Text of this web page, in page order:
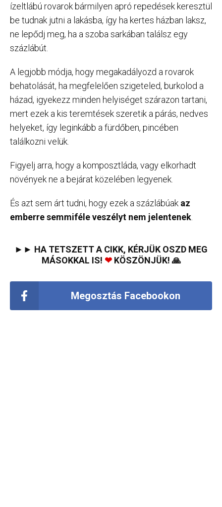
ízeltlábú rovarok bármilyen apró repedések keresztül
be tudnak jutni a lakásba, így ha kertes házban laksz,
ne lepődj meg, ha a szoba sarkában találsz egy
százlábút.
A legjobb módja, hogy megakadályozd a rovarok
behatolását, ha megfelelően szigeteled, burkolod a
házad, igyekezz minden helyiséget szárazon tartani,
mert ezek a kis teremtések szeretik a párás, nedves
helyeket, így leginkább a fürdőben, pincében
találkozni velük.
Figyelj arra, hogy a komposztláda, vagy elkorhadt
növények ne a bejárat közelében legyenek.
És azt sem árt tudni, hogy ezek a százlábúak az
emberre semmiféle veszélyt nem jelentenek
►► HA TETSZETT A CIKK, KÉRJÜK OSZD MEG
MÁSOKKAL IS! ❤KÖSZÖNJÜK! 🙏
Megosztás Facebookon